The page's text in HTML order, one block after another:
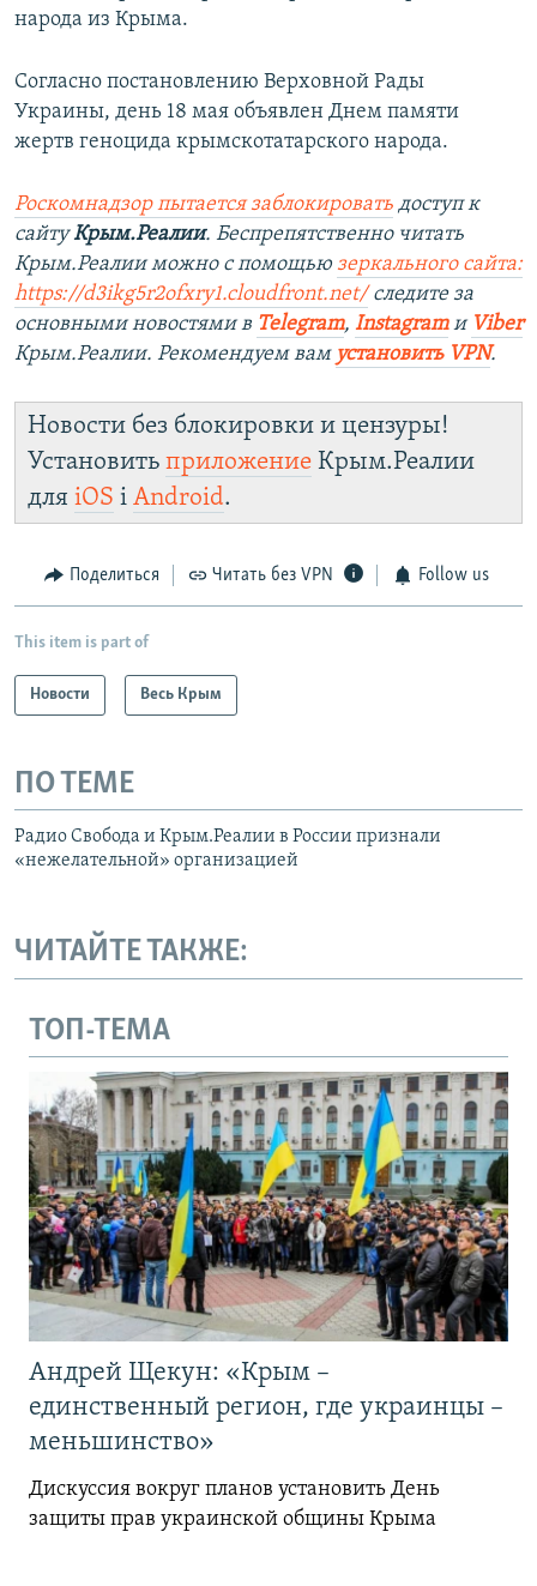
народа из Крыма.
Согласно постановлению Верховной Рады
Украины, день 18 мая объявлен Днем памяти
жертв геноцида крымскотатарского народа.
Роскомнадзор пытается заблокировать доступ к
сайтуКрым.Реалии. Беспрепятственно читать
Крым.Реалии можно с помощью зеркального сайта:
https://d3ikg5r2ofxry1.cloudfront.net/следите за
основными новостями в Telegram, Instagramи Viber
Крым.Реалии. Рекомендуем вам установить VPN.
Новости без блокировки и цензуры!
Установить приложение Крым.Реалии
для iOS і Android.
Поделиться Читать без VPN Follow us
This item is part of
Новости Весь Крым
ПО ТЕМЕ
Радио Свобода и Крым.Реалии в России признали
«нежелательной» организацией
ЧИТАЙТЕ ТАКЖЕ:
ТОП-ТЕМА
Андрей Щекун: «Крым –
единственный регион, где украинцы –
меньшинство»
Дискуссия вокруг планов установить День
защиты прав украинской общины Крыма